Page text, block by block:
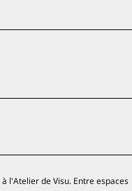
l'Atelier de Visu. Entre espaces